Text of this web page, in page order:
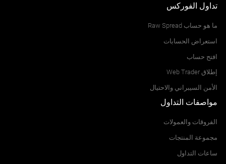
تداول الفوركس
ما هو حساب Raw Spread
استعراض الحسابات
افتح حساب
إطلاق Web Trader
الأمن السيبراني والاحتيال
مواصفات التداول
الفروقات والعمولات
مجموعة المنتجات
ساعات التداول